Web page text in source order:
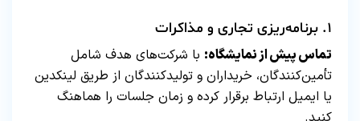
۱. برنامه‌ریزی تجاری و مذاکرات
تماس پیش از نمایشگاه: با شرکت‌های هدف شامل
تأمین‌کنندگان، خریداران و تولیدکنندگان از طریق لینکدین
یا ایمیل ارتباط برقرار کرده و زمان جلسات را هماهنگ